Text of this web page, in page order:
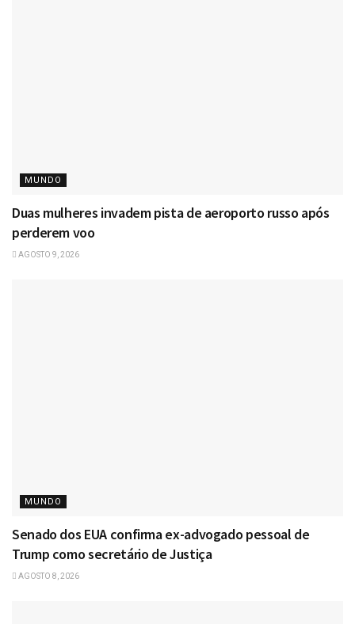
MUNDO
Duas mulheres invadem pista de aeroporto russo após
perderem voo
AGOSTO 9, 2026
MUNDO
Senado dos EUA confirma ex-advogado pessoal de
Trump como secretário de Justiça
AGOSTO 8, 2026